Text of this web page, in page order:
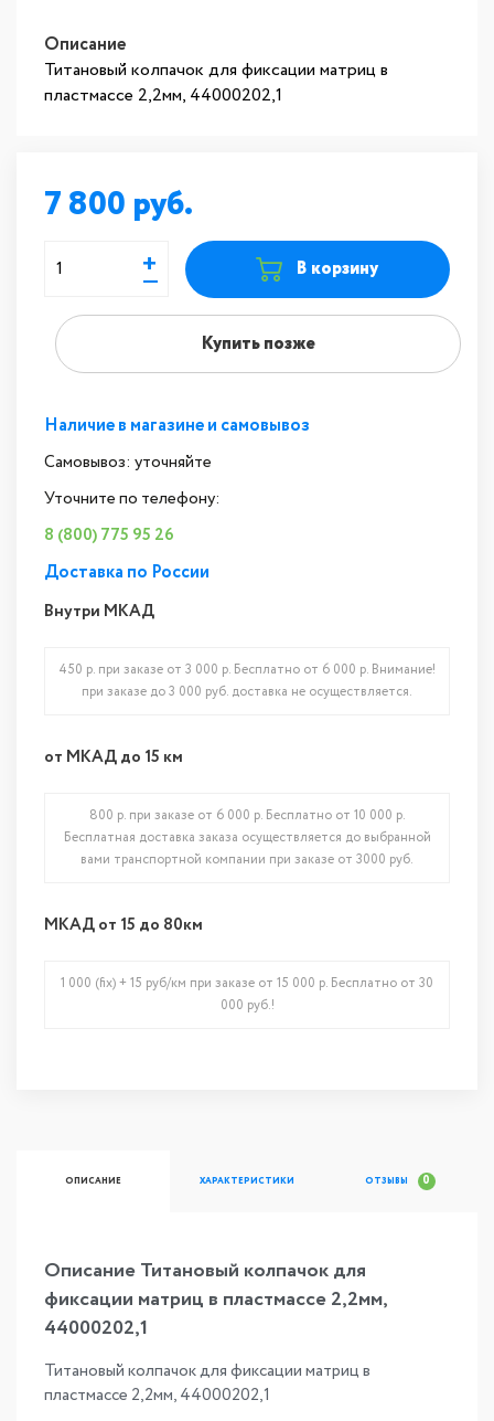
Описание
Титановый колпачок для фиксации матриц в
пластмассе 2,2мм, 44000202,1
7 800
+
— В корзину
Купить позже
Наличие в магазине и самовывоз
Самовывоз: уточняйте
Уточните по телефону:
8 (800) 775 95 26
Доставка по России
Внутри МКАД
450 р. при заказе от 3 000 р. Бесплатно от 6 000 р. Внимание!
при заказе до 3 000 руб. доставка не осуществляется.
от МКАД до 15 км
800 р. при заказе от 6 000 р. Бесплатно от 10 000 р.
Бесплатная доставка заказа осуществляется до выбранной
вами транспортной компании при заказе от 3000 руб.
МКАД от 15 до 80км
1 000 (fix) + 15 руб/км при заказе от 15 000 р. Бесплатно от 30
000 руб.!
ОПИСАНИЕ ХАРАКТЕРИСТИКИ ОТЗЫВЫ 0
Описание Титановый колпачок для
фиксации матриц в пластмассе 2,2мм,
44000202,1
Титановый колпачок для фиксации матриц в
пластмассе 2,2мм, 44000202,1